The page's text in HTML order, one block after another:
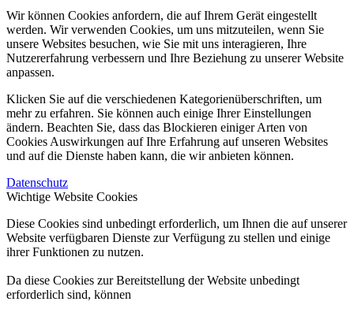
Wir können Cookies anfordern, die auf Ihrem Gerät eingestellt
werden. Wir verwenden Cookies, um uns mitzuteilen, wenn Sie
unsere Websites besuchen, wie Sie mit uns interagieren, Ihre
Nutzererfahrung verbessern und Ihre Beziehung zu unserer Website
anpassen.
Klicken Sie auf die verschiedenen Kategorienüberschriften, um
mehr zu erfahren. Sie können auch einige Ihrer Einstellungen
ändern. Beachten Sie, dass das Blockieren einiger Arten von
Cookies Auswirkungen auf Ihre Erfahrung auf unseren Websites
und auf die Dienste haben kann, die wir anbieten können.
Datenschutz
Wichtige Website Cookies
Diese Cookies sind unbedingt erforderlich, um Ihnen die auf unserer
Website verfügbaren Dienste zur Verfügung zu stellen und einige
ihrer Funktionen zu nutzen.
Da diese Cookies zur Bereitstellung der Website unbedingt
erforderlich sind, können